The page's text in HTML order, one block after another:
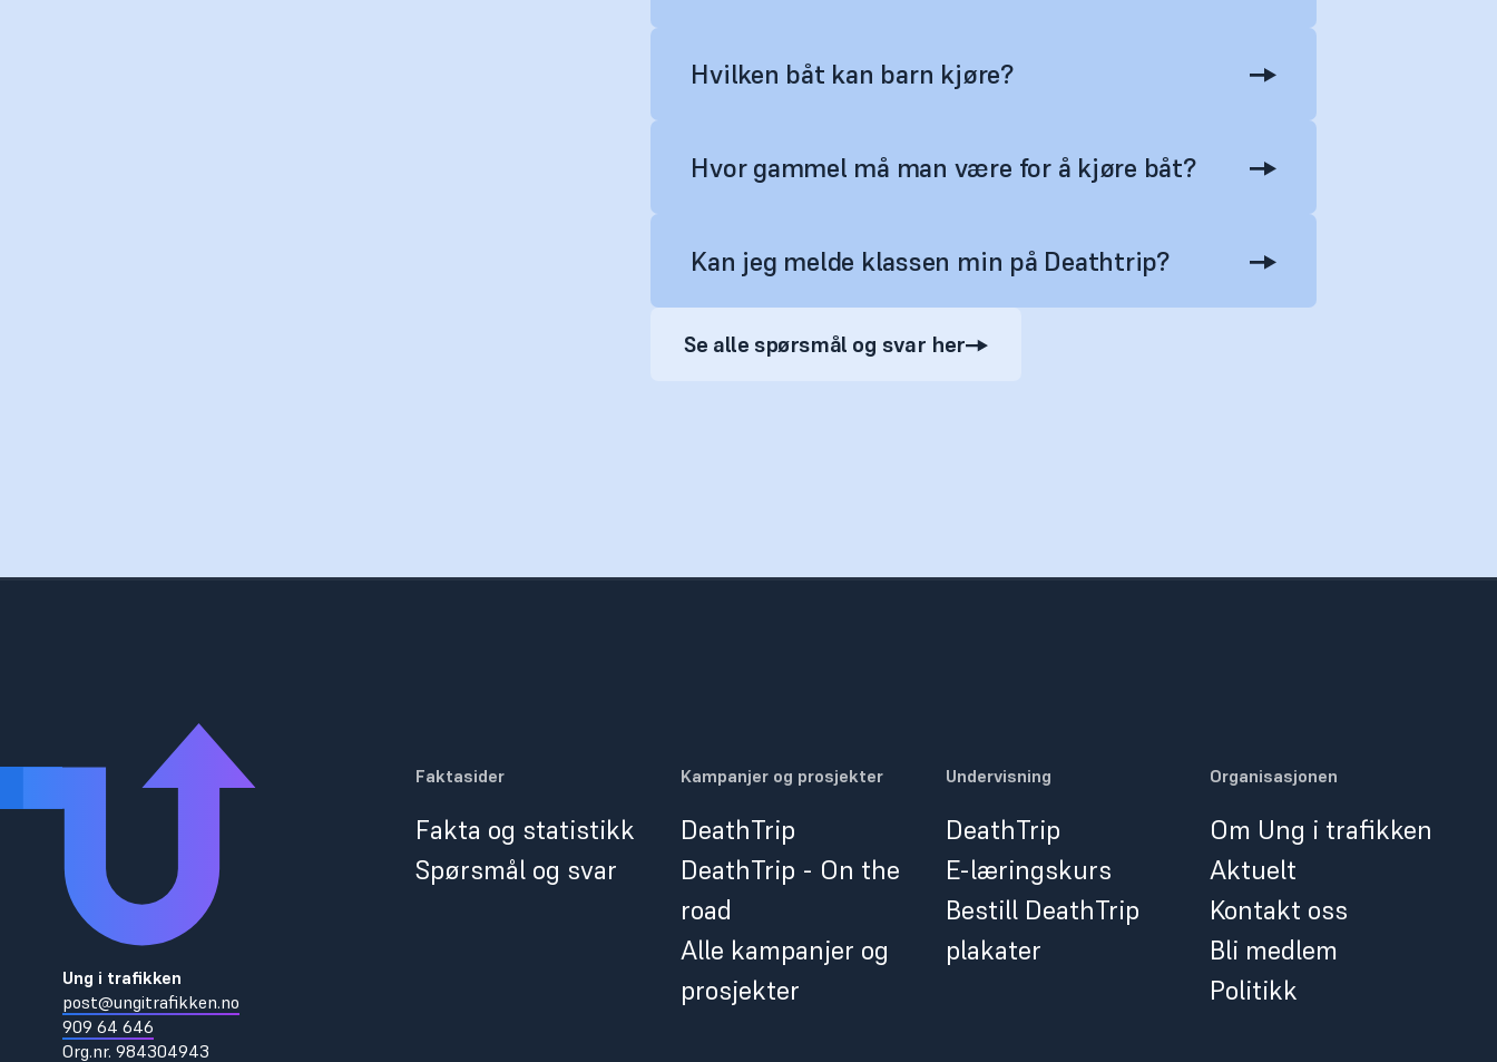
Hvilken båt kan barn kjøre?
Hvor gammel må man være for å kjøre båt?
Kan jeg melde klassen min på Deathtrip?
Se alle spørsmål og svar her
Ung i trafikken
post@ungitrafikken.no
909 64 646
Org.nr. 984304943
Faktasider
Fakta og statistikk
Spørsmål og svar
Kampanjer og prosjekter
DeathTrip
DeathTrip - On the
road
Alle kampanjer og
prosjekter
Undervisning
DeathTrip
E-læringskurs
Bestill DeathTrip
plakater
Organisasjonen
Om Ung i trafikken
Aktuelt
Kontakt oss
Bli medlem
Politikk